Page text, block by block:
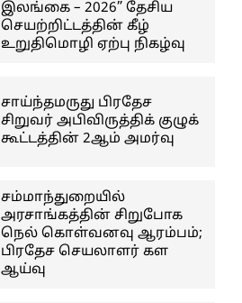
இலங்கை – 2026” தேசிய
செயற்றிட்டத்தின் கீழ்
உறுதிமொழி ஏற்பு நிகழ்வு
சாய்ந்தமருது பிரதேச
சிறுவர் அபிவிருத்திக் குழுக்
கூட்டத்தின் 2ஆம் அமர்வு
சம்மாந்துறையில்
அரசாங்கத்தின் சிறுபோக
நெல் கொள்வனவு ஆரம்பம்;
பிரதேச செயலாளர் கள
ஆய்வு